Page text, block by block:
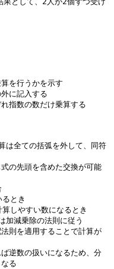
を行うかを示す
に記入する
指数の数だけ乗算する
は全ての括弧を外して、同符
の先頭を含めた交換が可能
とき
しやすい数になるとき
加減乗除の法則に従う
則を適用することで計算が
逆数の扱いになるため、分
る